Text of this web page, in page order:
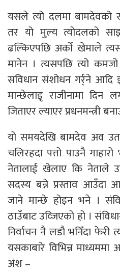
यसले त्यो दलमा बामदेवको
तर यो मुल्य त्योदलको
ढल्किएपछि अर्को खेमाले
मानेन । त्यसपछि त्यो कमजो
सविधान संशोधन गर्र्ने
मान्छेलाइृ राजीनामा दिन
जिताएर ल्याएर प्रधनमन्त्री
यो समयदेखि बामदेव अव
चलिरहदा पत्तो पाउनै
नेतालाई खेलाए कि नेताले
सदस्य बन्ने प्रस्ताव आउँदा
जाने मान्छे होइन भने ।
ठाउँबाट उव्जिएको हो ।
निर्वाचन नै लडौ भनिँदा फेरी
यसकाबारे विभिन्न
अंश –